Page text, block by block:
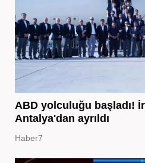
ABD yolculuğu başladı!
Antalya'dan ayrıldı
Haber7